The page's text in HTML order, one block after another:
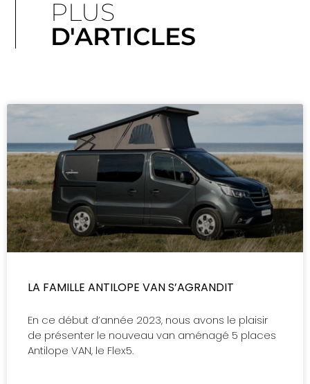
PLUS
D'ARTICLES
LA FAMILLE ANTILOPE VAN S’AGRANDIT
En ce début d’année 2023, nous avons le plaisir
de présenter le nouveau van aménagé 5 places
Antilope VAN, le Flex5.